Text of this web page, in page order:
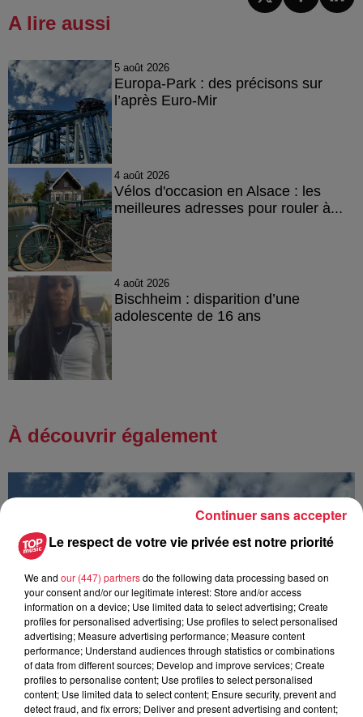
A lire aussi
5 août 2026
Europa-Park : des précisons sur
l’après Euro-Mir
4 août 2026
Vélos d'occasion en Alsace : les
meilleures adresses pour rouler à...
4 août 2026
Bischheim : disparition d’une
adolescente de 16 ans
À découvrir également
Le respect de votre vie privée est notre priorité
We and our (447) partnersdo the following data processing based on
your consent and/or our legitimate interest: Store and/or access
information on a device; Use limited data to select advertising; Create
profiles for personalised advertising; Use profiles to select personalised
advertising; Measure advertising performance; Measure content
performance; Understand audiences through statistics or combinations
of data from different sources; Develop and improve services; Create
profiles to personalise content; Use profiles to select personalised
content; Use limited data to select content; Ensure security, prevent and
detect fraud, and fix errors; Deliver and present advertising and content;
Continuer sans accepter